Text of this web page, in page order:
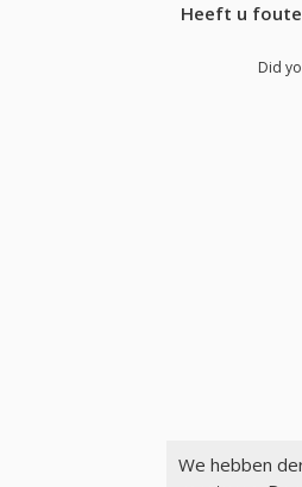
Heeft u
Did
We hebben